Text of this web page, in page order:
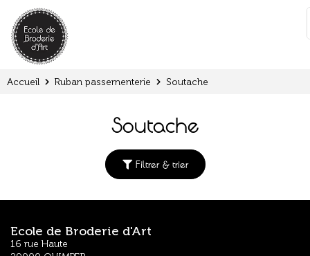
:
Accueil Ruban passementerie Soutache
Soutache
Filtrer & trier
Ecole de Broderie d'Art
16 rue Haute
Panneau de gestion des cookies